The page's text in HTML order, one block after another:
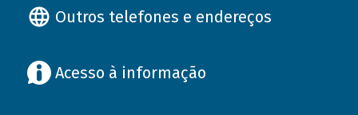
Outros telefones e endereços
Acesso à informação